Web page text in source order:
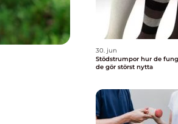
30. jun
Stödstrumpor hur de fungerar och när
de gör störst nytta